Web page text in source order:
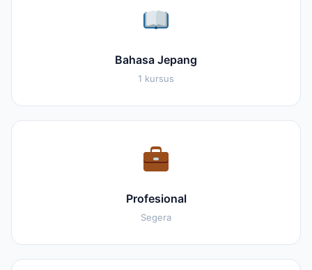
Bahasa Jepang
1 kursus
Profesional
Segera